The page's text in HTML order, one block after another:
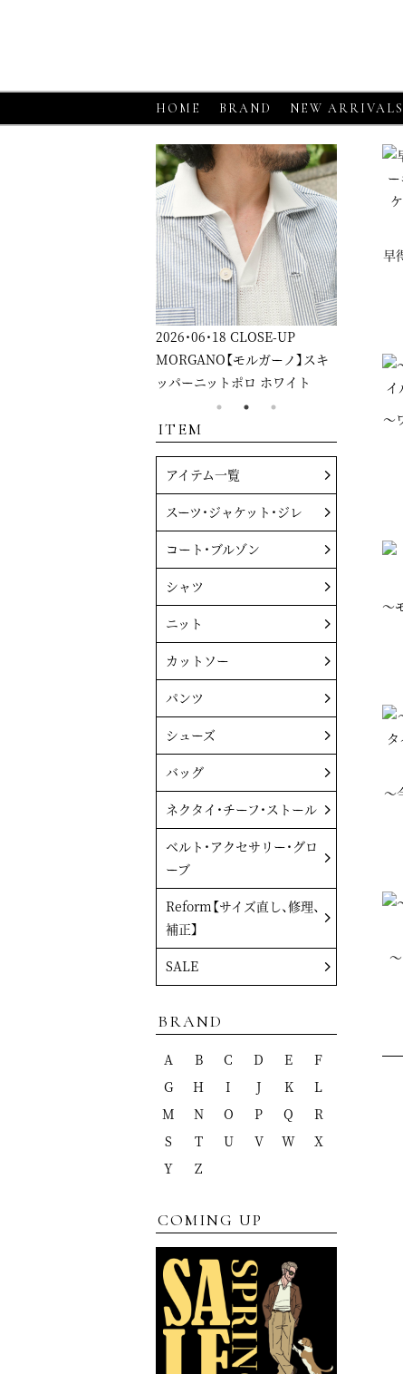
HOME BRAND NEW ARRIVALS
早
～
～
～
【モルガーノ】スキ
2026・06・18 CLOSE-UP
GRAN SASSO【グランサッソ】
ニットシャツ アプリコット
GRAN
ニッ
ITEM
アイテム一覧
スーツ・ジャケット・ジレ
コート・ブルゾン
シャツ
ニット
カットソー
パンツ
シューズ
バッグ
ネクタイ・チーフ・ストール
ベルト・アクセサリー・グロ
ーブ
Reform【サイズ直し、修理、
補正】
SALE
BRAND
A B C D E
F
G
H I J K
L
M
N O P Q
R
S
T U V W
X
Y
Z
COMING UP